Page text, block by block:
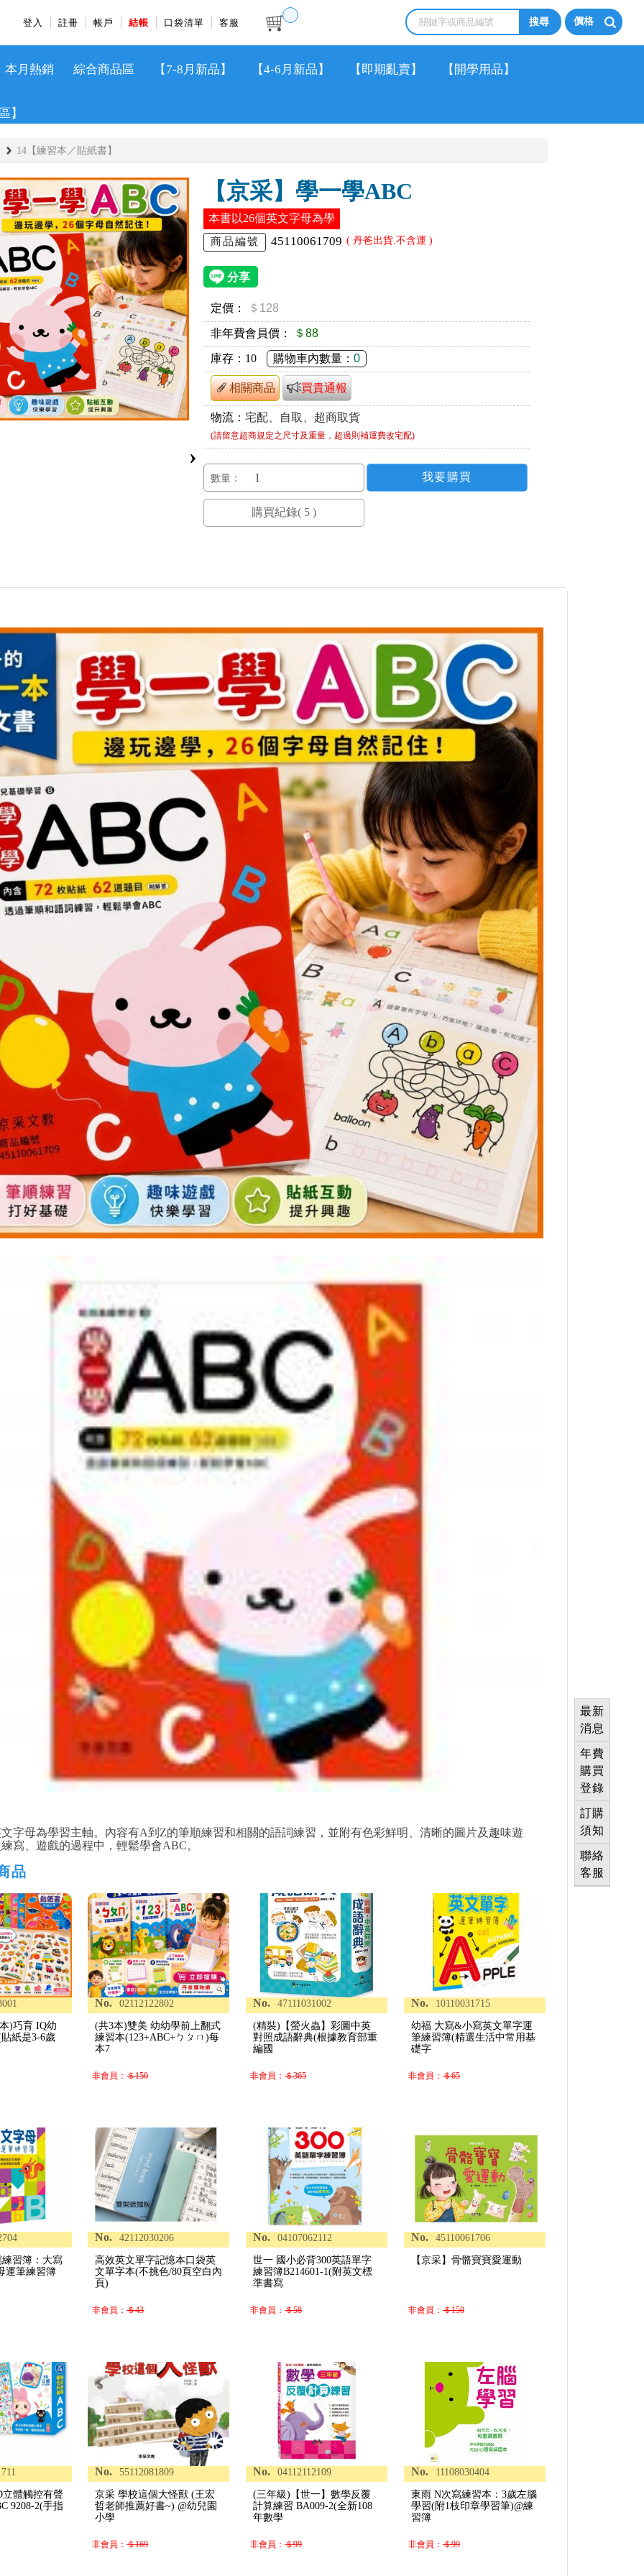
最新
消息
年費
購買
登錄
訂購
須知
聯絡
客服
登入 註冊 帳戶 結帳 口袋清單 客服 價格
本月熱銷 綜合商品區 【7-8月新品】 【4-6月新品】 【即期亂賣】 【開學用品】
】
14【練習本／貼紙書】
›
【京采】學一學ABC
本書以26個英文字母為學
商品編號 45110061709 ( 丹爸出貨.不含運 )
定價： ＄128
非年費會員價： ＄88
庫存： 10 購物車內數量：0
相關商品 買貴通報
物流：宅配、自取、超商取貨
(請留意超商規定之尺寸及重量，超過則補運費改宅配)
數量：
字母為學習主軸。內容有A到Z的筆順練習和相關的語詞練習，並附有色彩鮮明、清晰的圖片及趣味遊
寫、遊戲的過程中，輕鬆學會ABC。
品
)巧育 IQ幼
紙是3-6歲
No. 02112122802
(共3本)雙美 幼幼學前上翻式
練習本(123+ABC+ㄅㄆㄇ)每
本7
非會員：＄150
No. 47111031002
(精裝)【螢火蟲】彩圖中英
對照成語辭典(根據教育部重
編國
非會員：＄365
No. 10110031715
幼福 大寫&小寫英文單字運
筆練習簿(精選生活中常用基
礎字
非會員： ＄65
練習簿：大寫
運筆練習簿
No. 42112030206
高效英文單字記憶本口袋英
文單字本(不挑色/80頁空白內
頁)
非會員：＄43
No. 04107062112
世一 國小必背300英語單字
練習簿B214601-1(附英文標
準書寫
非會員：＄58
No. 45110061706
【京采】骨骼寶寶愛運動
非會員： ＄150
體觸控有聲
9208-2(手指
No. 55112081809
京采 學校這個大怪獸 (王宏
哲老師推薦好書~) @幼兒園
小學
非會員：＄169
No. 04112112109
(三年級)【世一】數學反覆
計算練習 BA009-2(全新108
年數學
非會員：＄99
No. 11108030404
東雨 N次寫練習本：3歲左腦
學習(附1枝印章學習筆)@練
習簿
非會員： ＄99